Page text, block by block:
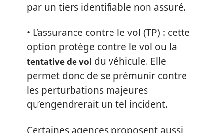
par un tiers identifiable non assuré.
• L’assurance contre le vol (TP) : cette
option protège contre le vol ou la
tentative de vol du véhicule. Elle
permet donc de se prémunir contre
les perturbations majeures
qu’engendrerait un tel incident.
Certaines agences proposent aussi